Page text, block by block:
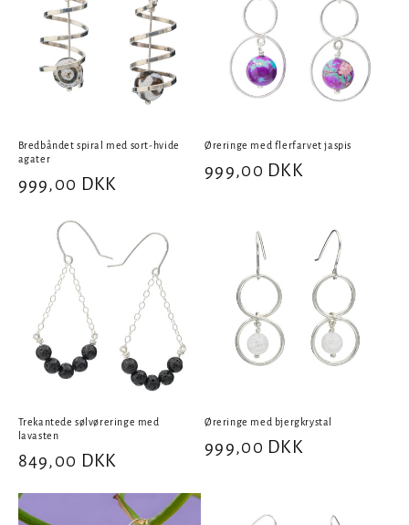
Bredbåndet spiral med sort-hvide
agater
Normalpris
999,00 DKK
Øreringe med flerfarvet jaspis
Normalpris
999,00 DKK
Trekantede sølvøreringe med
lavasten
Normalpris
849,00 DKK
Øreringe med bjergkrystal
Normalpris
999,00 DKK